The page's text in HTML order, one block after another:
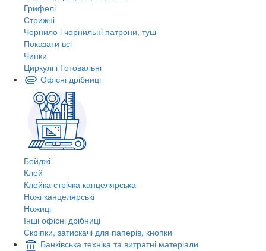
Грифелі
Стрижні
Чорнило і чорнильні патрони, туш
Показати всі
Чинки
Циркулі і Готовальні
Офісні дрібниці
Бейджі
Клей
Клейка стрічка канцелярська
Ножі канцелярські
Ножиці
Інші офісні дрібниці
Скріпки, затискачі для паперів, кнопки
Банківська техніка та витратні матеріали